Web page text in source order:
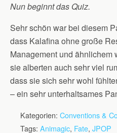
Nun beginnt das Quiz.
Sehr schön war bei diesem
dass Kalafina ohne große
Management und ähnlichem
sie alberten auch sehr viel
dass sie sich sehr wohl
– ein sehr unterhaltsames
Kategorien: Conventions &
Tags: Animagic, Fate, JPOP